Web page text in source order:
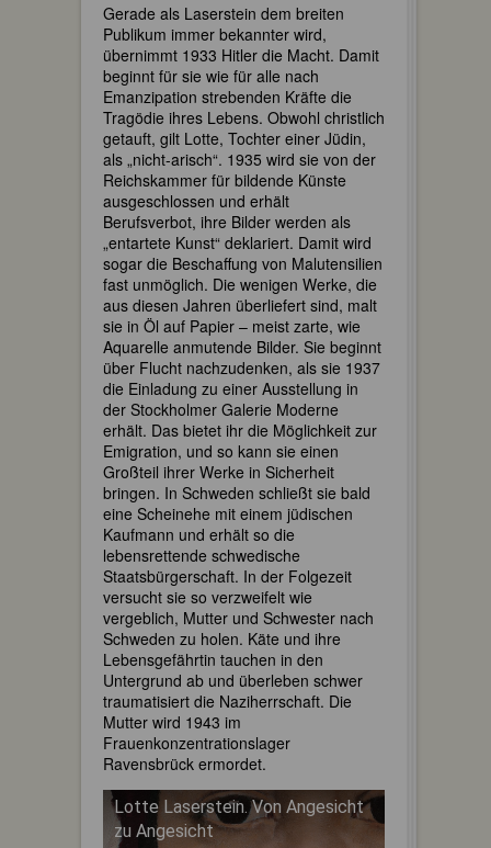
Gerade als Laserstein dem breiten
Publikum immer bekannter wird,
übernimmt 1933 Hitler die Macht. Damit
beginnt für sie wie für alle nach
Emanzipation strebenden Kräfte die
Tragödie ihres Lebens. Obwohl christlich
getauft, gilt Lotte, Tochter einer Jüdin,
als „nicht-arisch“. 1935 wird sie von der
Reichskammer für bildende Künste
ausgeschlossen und erhält
Berufsverbot, ihre Bilder werden als
„entartete Kunst“ deklariert. Damit wird
sogar die Beschaffung von Malutensilien
fast unmöglich. Die wenigen Werke, die
aus diesen Jahren überliefert sind, malt
sie in Öl auf Papier – meist zarte, wie
Aquarelle anmutende Bilder. Sie beginnt
über Flucht nachzudenken, als sie 1937
die Einladung zu einer Ausstellung in
der Stockholmer Galerie Moderne
erhält. Das bietet ihr die Möglichkeit zur
Emigration, und so kann sie einen
Großteil ihrer Werke in Sicherheit
bringen. In Schweden schließt sie bald
eine Scheinehe mit einem jüdischen
Kaufmann und erhält so die
lebensrettende schwedische
Staatsbürgerschaft. In der Folgezeit
versucht sie so verzweifelt wie
vergeblich, Mutter und Schwester nach
Schweden zu holen. Käte und ihre
Lebensgefährtin tauchen in den
Untergrund ab und überleben schwer
traumatisiert die Naziherrschaft. Die
Mutter wird 1943 im
Frauenkonzentrationslager
Ravensbrück ermordet.
Lotte Laserstein. Von Angesicht
zu Angesicht